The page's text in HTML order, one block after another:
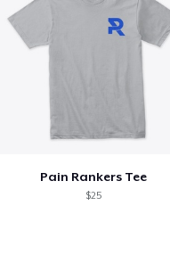
Pain Rankers Tee
$25